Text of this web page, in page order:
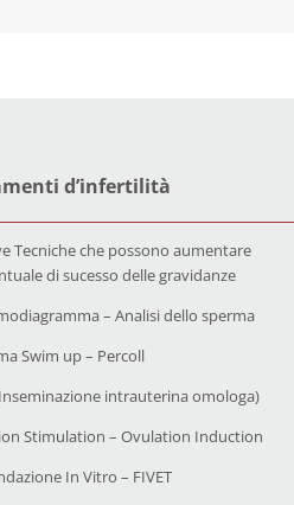
d’infertilità
Tecniche che possono aumentare
di sucesso delle gravidanze
– Analisi dello sperma
Swim up – Percoll
intrauterina omologa)
Stimulation – Ovulation Induction
In Vitro – FIVET